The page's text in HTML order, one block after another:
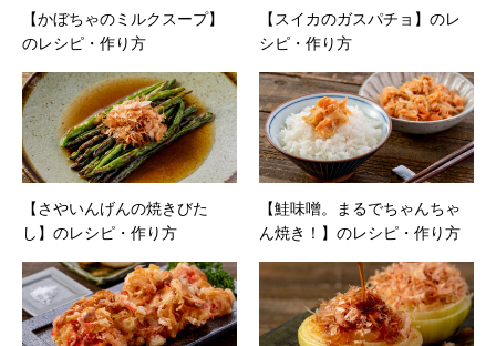
【かぼちゃのミルクスープ】
のレシピ・作り方
【スイカのガスパチョ】のレ
シピ・作り方
【さやいんげんの焼きびた
し】のレシピ・作り方
【鮭味噌。まるでちゃんちゃ
ん焼き！】のレシピ・作り方